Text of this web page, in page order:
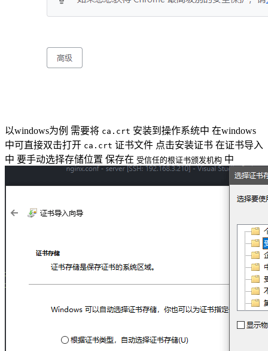
以windows为例 需要将 ca.crt 安装到操作系统中 在windows
中可直接双击打开 ca.crt 证书文件 点击安装证书 在证书导入
中 要手动选择存储位置 保存在 受信任的根证书颁发机构 中